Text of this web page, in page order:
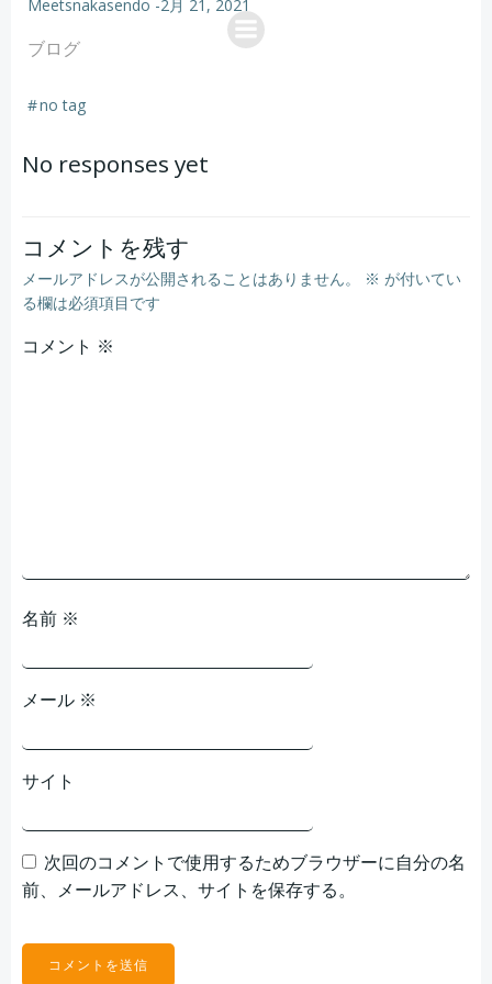
コ
ン
Meetsnakasendo -2月 21, 2021
ブログ
#no tag
No responses yet
コメントを残す
メールアドレスが公開されることはありません。 ※ が付いてい
る欄は必須項目です
コメント ※
名前 ※
メール ※
サイト
次回のコメントで使用するためブラウザーに自分の名
前、メールアドレス、サイトを保存する。